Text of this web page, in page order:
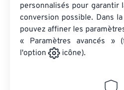
personnalisés pour garantir
conversion possible. Dans
pouvez affiner les
« Paramètres avancés »
l'option
icône).